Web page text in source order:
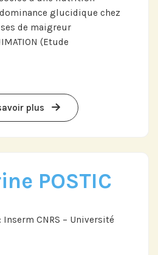
glucidique chez
de maigreur
(Etude
plus
POSTIC
: Inserm CNRS – Université
notre compte
nos actualités,
avancées de